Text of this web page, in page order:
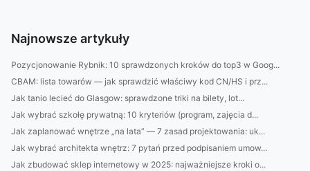
Najnowsze artykuły
Pozycjonowanie Rybnik: 10 sprawdzonych kroków do top3 w Goog...
CBAM: lista towarów — jak sprawdzić właściwy kod CN/HS i prz...
Jak tanio lecieć do Glasgow: sprawdzone triki na bilety, lot...
Jak wybrać szkołę prywatną: 10 kryteriów (program, zajęcia d...
Jak zaplanować wnętrze „na lata” — 7 zasad projektowania: uk...
Jak wybrać architekta wnętrz: 7 pytań przed podpisaniem umow...
Jak zbudować sklep internetowy w 2025: najważniejsze kroki o...